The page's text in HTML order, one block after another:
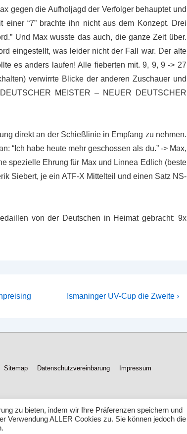
gegen die Aufholjagd der Verfolger behauptet und
“7” brachte ihn nicht aus dem Konzept. Drei
Und Max wusste das auch, die ganze Zeit über.
eingestellt, was leider nicht der Fall war. Der alte
es anders laufen! Alle fieberten mit. 9, 9, 9 -> 27
verwirrte Blicke der anderen Zuschauer und
MEISTER – NEUER DEUTSCHER
direkt an der Schießlinie in Empfang zu nehmen.
“Ich habe heute mehr geschossen als du.” -> Max,
spezielle Ehrung für Max und Linnea Edlich (beste
Siebert, je ein ATF-X Mittelteil und einen Satz NS-
von der Deutschen in Heimat gebracht: 9x
Nächster
Ismaninger UV-Cup die Zweite ›
Sitemap Datenschutzvereinbarung Impressum
zu bieten, indem wir Ihre Präferenzen speichern und
Verwendung ALLER Cookies zu. Sie können jedoch die